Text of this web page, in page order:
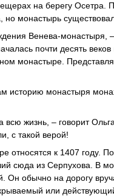
на берегу Осетра.
но монастырь
Венева-монастыря,
почти десять
монастыре.
историю монастыря
жизнь, – говорит
с такой верой!
относятся к 1407 году.
сюда из Серпухова. В
Он обычно на дорогу
или